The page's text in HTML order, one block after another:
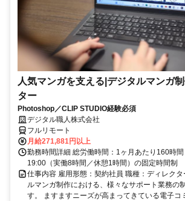
人気マンガを支える|デジタルマンガ
ター
Photoshop／CLIP STUDIO経験必須
デジタル職人株式会社
フルリモート
月給271,881円以上
勤務時間詳細 総労働時間：1ヶ月あたり160時
19:00（実働8時間／休憩1時間）の固定時間制
仕事内容 雇用形態：契約社員 職種：ディレクタ
ルマンガ制作における、様々なサポート業務の
す。 ますますニーズが高まってきている電子コ